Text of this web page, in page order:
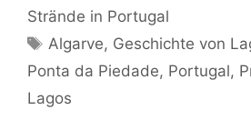
Strände in Portugal
Schlagwörter
Algarve, Geschichte von
Ponta da Piedade, Portugal,
Lagos